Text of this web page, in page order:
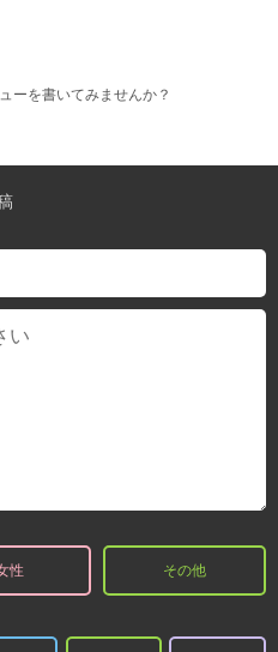
ーを書いてみませんか？
性 その他